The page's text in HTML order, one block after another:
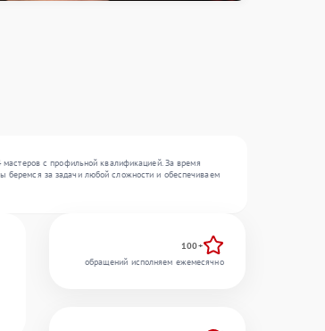
с профильной квалификацией. За время
беремся за задачи любой сложности и обеспечиваем
100+
обращений исполняем ежемесячно